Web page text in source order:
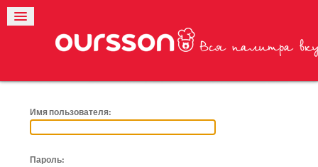
Имя пользователя:
Пароль: